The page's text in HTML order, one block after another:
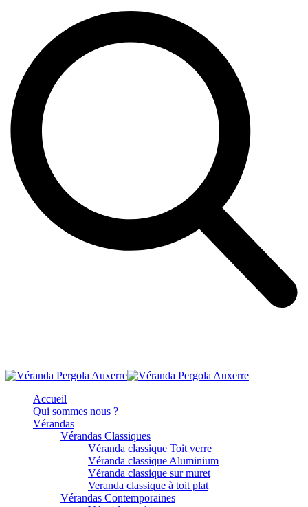
Accueil
Qui sommes nous ?
Vérandas
Vérandas Classiques
Véranda classique Toit verre
Véranda classique Aluminium
Véranda classique sur muret
Veranda classique à toit plat
Vérandas Contemporaines